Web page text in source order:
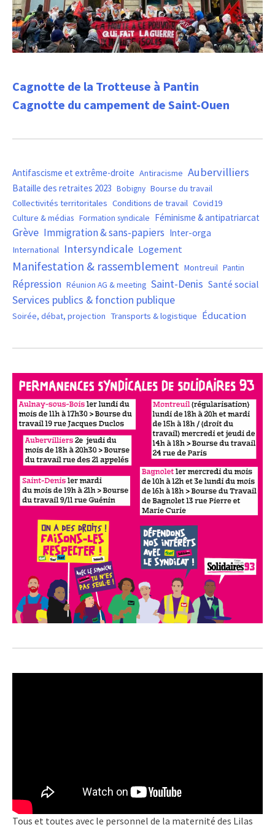
Cagnotte de la Trotteuse à Pantin
Cagnotte du campement de Saint-Ouen
Antifascisme et extrême-droite Antiracisme Aubervilliers
Bataille des retraites 2023 Bobigny Bourse du travail
Collectivités territoritales Conditions de travail Covid19
Culture & médias Formation syndicale Féminisme & antipatriarcat
Grève Immigration & sans-papiers Inter-orga
International Intersyndicale Logement
Manifestation & rassemblement Montreuil Pantin
Répression Réunion AG & meeting Saint-Denis Santé social
Services publics & fonction publique
Soirée, débat, projection Transports & logistique Éducation
Tous et toutes avec le personnel de la maternité des Lilas